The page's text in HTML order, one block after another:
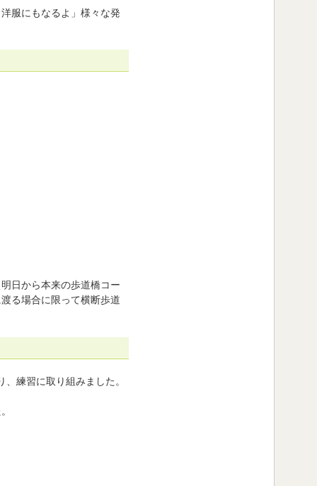
服にもなるよ」様々な発
日から本来の歩道橋コー
る場合に限って横断歩道
練習に取り組みました。